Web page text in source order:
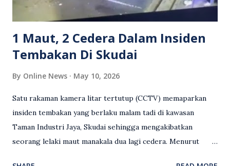
mengambil tindakan tegas, manakala ada yang bersimpati
terhadap wanita dipercayai menjadi mangs...
1 Maut, 2 Cedera Dalam Insiden
Tembakan Di Skudai
By Online News May 10, 2026
Satu rakaman kamera litar tertutup (CCTV) memaparkan
insiden tembakan yang berlaku malam tadi di kawasan
Taman Industri Jaya, Skudai sehingga mengakibatkan
seorang lelaki maut manakala dua lagi cedera. Menurut